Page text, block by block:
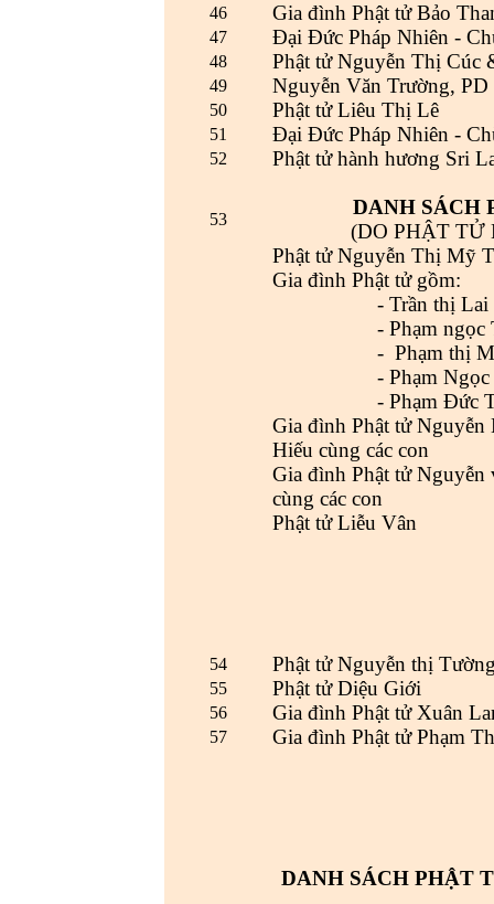
46 Gia đình Phật tử Bảo
47 Đại Đức Pháp Nhiên -
48 Phật tử Nguyễn Thị Cúc
49 Nguyễn Văn Trường,
50 Phật tử Liêu Thị Lê
51 Đại Đức Pháp Nhiên -
52 Phật tử hành hương Sri
53
DANH SÁCH
(DO PHẬT TỬ
Phật tử Nguyễn Thị Mỹ
Gia đình Phật tử gồm:
- Trần thị Lai
- Phạm ngọc
- Phạm thị Mỹ
- Phạm Ngọc
- Phạm Đức
Gia đình Phật tử
Hiếu cùng các con
Gia đình Phật tử
cùng các con
Phật tử Liễu Vân
54 Phật tử Nguyễn thị
55 Phật tử Diệu Giới
56 Gia đình Phật tử Xuân
57 Gia đình Phật tử Phạm
DANH SÁCH PHẬT